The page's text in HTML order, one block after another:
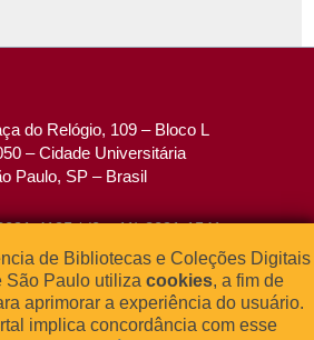
do Relógio, 109 – Bloco L
– Cidade Universitária
Paulo, SP – Brasil
4195 / (0xx11) 3091-1541
(0xx11) 3091-1567
de Bibliotecas e Coleções Digitais
São Paulo utiliza cookies, a fim de
aprimorar a experiência do usuário.
implica concordância com esse